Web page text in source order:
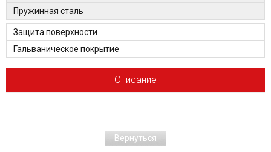
Пружинная сталь
Защита поверхности
Гальваническое покрытие
Описание
Вернуться